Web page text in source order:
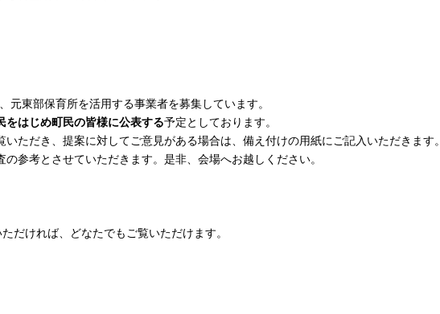
東部保育所を活用する事業者を募集しています。
をはじめ町民の皆様に公表する予定としております。
ただき、提案に対してご意見がある場合は、備え付けの用紙にご記入いただきます。
参考とさせていただきます。是非、会場へお越しください。
だければ、どなたでもご覧いただけます。